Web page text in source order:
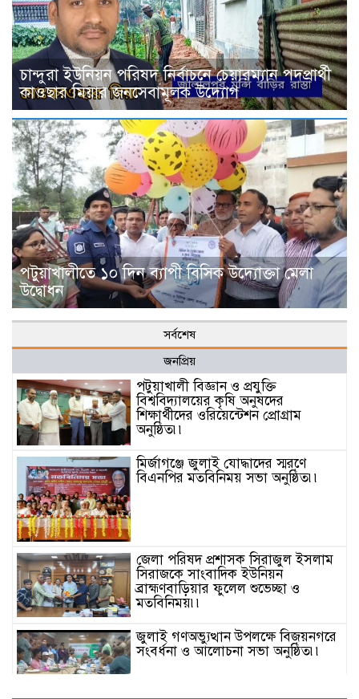
চান্দুরা ইউনিয়ন পরিষদ নির্বাচনে চেয়ারম্যান পদপ্রার্থী
কাওছার মিয়ার জনসেবামূলক উদ্যোগ
পটুয়াখালীতে ১০ দিন ব্যাপী বিসিক উদ্যোক্তা মেলা
উদ্বোধন
সর্বশেষ
জনপ্রিয়
পটুয়াখালী বিজ্ঞান ও প্রযুক্তি
বিশ্ববিদ্যালয়ের কৃষি অনুষদের
শিক্ষার্থীদের ওরিয়েন্টেশন প্রোগ্রাম
অনুষ্ঠিত৷৷
মির্জাগঞ্জে জুলাই যোদ্ধাদের স্মরণে
বিএনপির মতবিনিময় সভা অনুষ্ঠিত৷৷
জেলা পরিষদ প্রশাসক সিরাজুল ইসলাম
সিরাজকে সাংবাদিক ইউনিয়ন
ব্রাহ্মণবাড়িয়ার ফুলেল শুভেচ্ছা ও
মতবিনিময়৷৷
জুলাই গণঅভ্যুত্থান উপলক্ষে বিজয়নগরে
সংবর্ধনা ও আলোচনা সভা অনুষ্ঠিত৷৷